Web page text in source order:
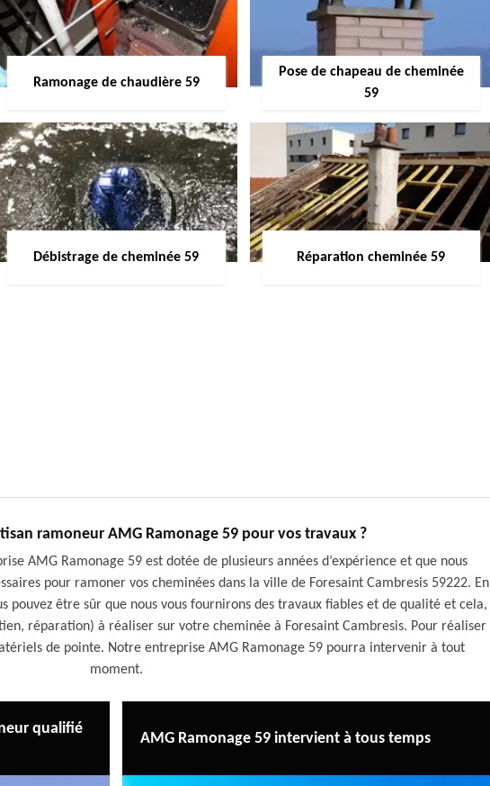
Ramonage de chaudière 59
Pose de chapeau de cheminée
59
Débistrage de cheminée 59 Réparation cheminée 59
ramoneur AMG Ramonage 59 pour vos travaux ?
AMG Ramonage 59 est dotée de plusieurs années d’expérience et que nous
pour ramoner vos cheminées dans la ville de Foresaint Cambresis 59222. En
pouvez être sûr que nous vous fournirons des travaux fiables et de qualité et cela,
réparation) à réaliser sur votre cheminée à Foresaint Cambresis. Pour réaliser
de pointe. Notre entreprise AMG Ramonage 59 pourra intervenir à tout
moment.
qualifié
AMG Ramonage 59 intervient à tous temps